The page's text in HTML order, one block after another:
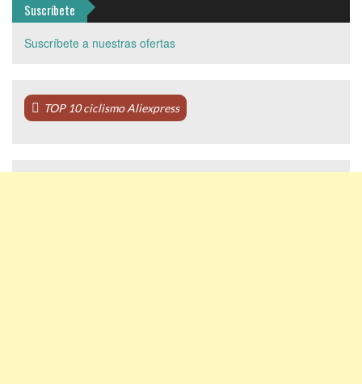
Suscríbete
Suscríbete a nuestras ofertas
TOP 10 ciclismo Aliexpress